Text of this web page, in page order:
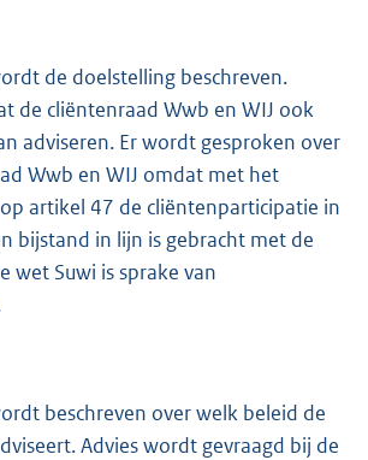
de doelstelling beschreven.
de cliëntenraad Wwb en WIJ ook
adviseren. Er wordt gesproken over
Wwb en WIJ omdat met het
artikel 47 de cliëntenparticipatie in
bijstand in lijn is gebracht met de
wet Suwi is sprake van
beschreven over welk beleid de
Advies wordt gevraagd bij de